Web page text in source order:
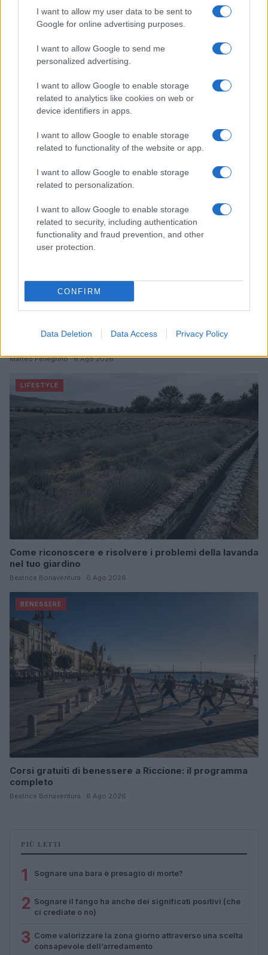
I want to allow my user data to be sent to
Google for online advertising purposes.
I want to allow Google to send me
personalized advertising.
I want to allow Google to enable storage
related to analytics like cookies on web or
device identifiers in apps.
I want to allow Google to enable storage
related to functionality of the website or app.
I want to allow Google to enable storage
related to personalization.
I want to allow Google to enable storage
related to security, including authentication
functionality and fraud prevention, and other
user protection.
CONFIRM
Data Deletion Data Access Privacy Policy
Continua a leggere
Dove si terrà Vogue World nel 2027: la scelta di San
Matteo Pellegrino · 6 Ago 2026
LIFESTYLE
Come riconoscere e risolvere i problemi della lavanda
nel tuo giardino
Beatrice Bonaventura · 6 Ago 2026
BENESSERE
Corsi gratuiti di benessere a Riccione: il programma
completo
Beatrice Bonaventura · 6 Ago 2026
PIÙ LETTI
1 Sognare una bara è presagio di morte?
2 Sognare il fango ha anche dei significati positivi (che
ci crediate o no)
3 Come valorizzare la zona giorno attraverso una scelta
consapevole dell’arredamento